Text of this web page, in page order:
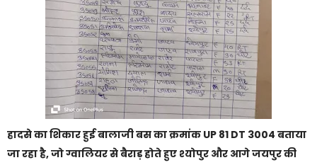
हादसे का शिकार हुई बालाजी बस का क्रमांक UP 81 DT 3004 बताया
जा रहा है, जो ग्वालियर से बैराड़ होते हुए श्योपुर और आगे जयपुर की